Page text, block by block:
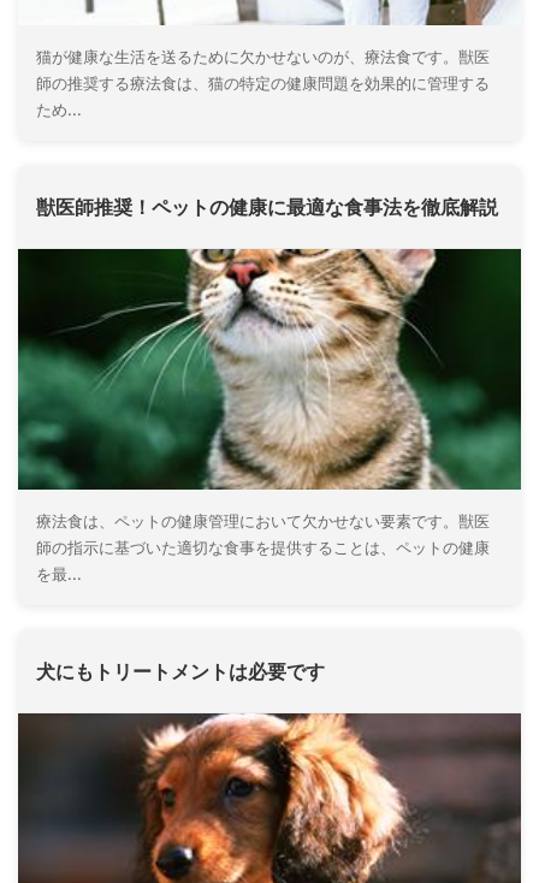
猫が健康な生活を送るために欠かせないのが、療法食です。獣医
師の推奨する療法食は、猫の特定の健康問題を効果的に管理する
ため...
獣医師推奨！ペットの健康に最適な食事法を徹底解説
療法食は、ペットの健康管理において欠かせない要素です。獣医
師の指示に基づいた適切な食事を提供することは、ペットの健康
を最...
犬にもトリートメントは必要です